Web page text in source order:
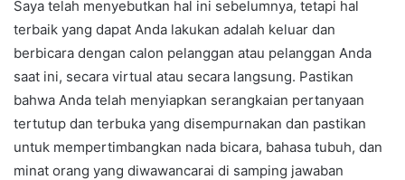
Saya telah menyebutkan hal ini sebelumnya, tetapi hal
terbaik yang dapat Anda lakukan adalah keluar dan
berbicara dengan calon pelanggan atau pelanggan Anda
saat ini, secara virtual atau secara langsung. Pastikan
bahwa Anda telah menyiapkan serangkaian pertanyaan
tertutup dan terbuka yang disempurnakan dan pastikan
untuk mempertimbangkan nada bicara, bahasa tubuh, dan
minat orang yang diwawancarai di samping jawaban